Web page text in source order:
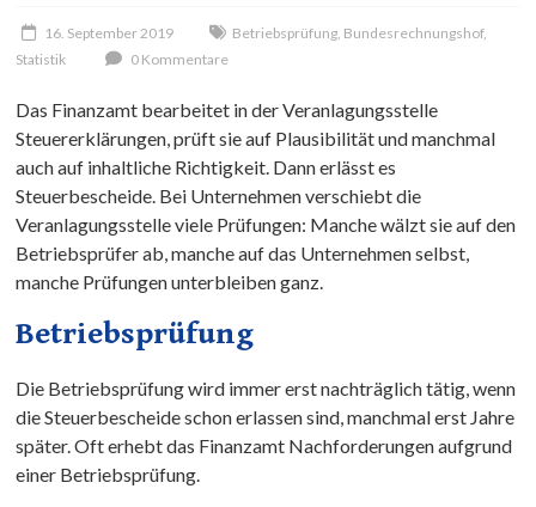
16. September 2019 Betriebsprüfung Bundesrechnungshof,
Statistik
0 Kommentare
Das Finanzamt bearbeitet in der Veranlagungsstelle
Steuererklärungen, prüft sie auf Plausibilität und manchmal
auch auf inhaltliche Richtigkeit. Dann erlässt es
Steuerbescheide. Bei Unternehmen verschiebt die
Veranlagungsstelle viele Prüfungen: Manche wälzt sie auf den
Betriebsprüfer ab, manche auf das Unternehmen selbst,
manche Prüfungen unterbleiben ganz.
Betriebsprüfung
Die Betriebsprüfung wird immer erst nachträglich tätig, wenn
die Steuerbescheide schon erlassen sind, manchmal erst Jahre
später. Oft erhebt das Finanzamt Nachforderungen aufgrund
einer Betriebsprüfung.